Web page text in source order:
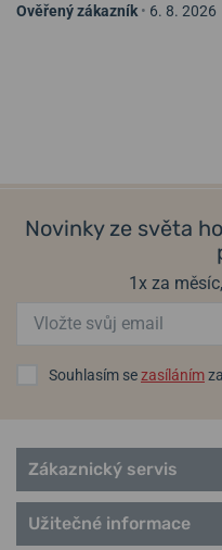
Ověřený zákazník • 6. 8. 2026
Novinky ze světa
1x za
Souhlasím sezasíláním
Zákaznický servis
Užitečné informace